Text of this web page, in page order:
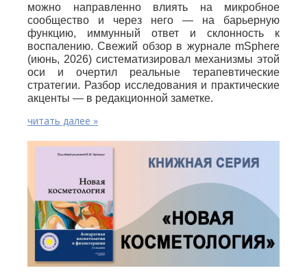
можно направленно влиять на микробное
сообщество и через него — на барьерную
функцию, иммунный ответ и склонность к
воспалению. Свежий обзор в журнале mSphere
(июнь, 2026) систематизировал механизмы этой
оси и очертил реальные терапевтические
стратегии. Разбор исследования и практические
акценты — в редакционной заметке.
читать далее »